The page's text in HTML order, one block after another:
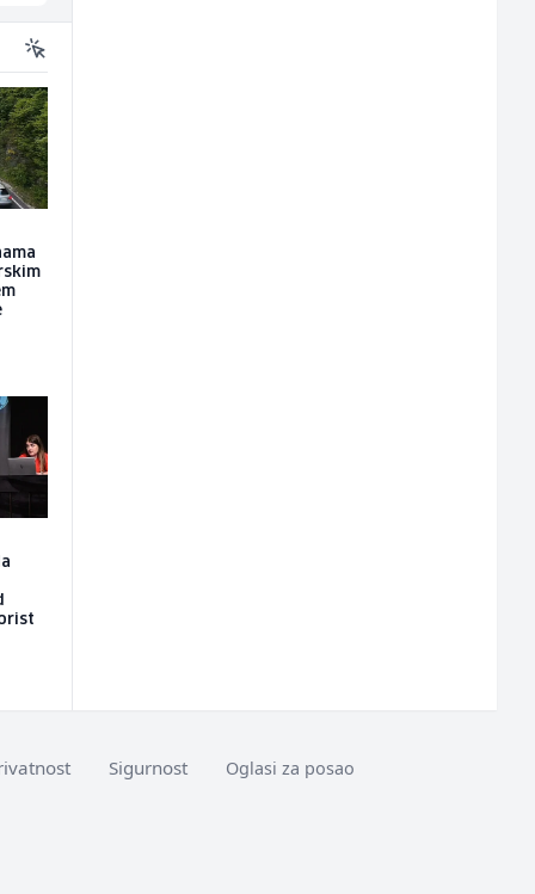
Sigurnost Oglasi za posao